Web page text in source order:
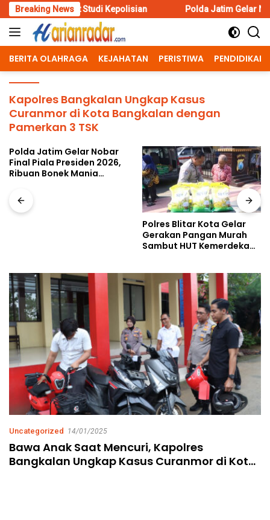
Skip
to
content
Breaking News
Studi Kepolisian Polda Jatim Gelar Nobar Final Piala
BERITA OLAHRAGA KEJAHATAN PERISTIWA PENDIDIKAN
Kapolres Bangkalan Ungkap Kasus
Curanmor di Kota Bangkalan dengan
Pamerkan 3 TSK
Polda Jatim Gelar Nobar
Final Piala Presiden 2026,
Ribuan Bonek Mania
Lapangan Mapolda
Polres Blitar Kota Gelar
Gerakan Pangan Murah
Sambut HUT Kemerdekaan
Uncategorized 14/01/2025
Bawa Anak Saat Mencuri, Kapolres
Bangkalan Ungkap Kasus Curanmor di Kota